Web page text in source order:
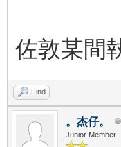
佐敦某間
Find
。杰仔。
Junior Member